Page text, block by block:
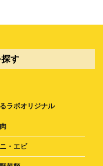
す
ラボオリジナル
・エビ